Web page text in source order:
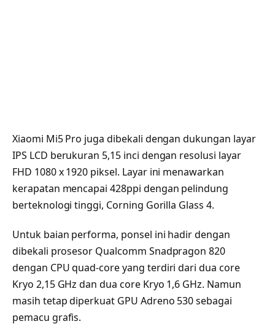
Xiaomi Mi5 Pro juga dibekali dengan dukungan layar
IPS LCD berukuran 5,15 inci dengan resolusi layar
FHD 1080 x 1920 piksel. Layar ini menawarkan
kerapatan mencapai 428ppi dengan pelindung
berteknologi tinggi, Corning Gorilla Glass 4.
Untuk baian performa, ponsel ini hadir dengan
dibekali prosesor Qualcomm Snadpragon 820
dengan CPU quad-core yang terdiri dari dua core
Kryo 2,15 GHz dan dua core Kryo 1,6 GHz. Namun
masih tetap diperkuat GPU Adreno 530 sebagai
pemacu grafis.